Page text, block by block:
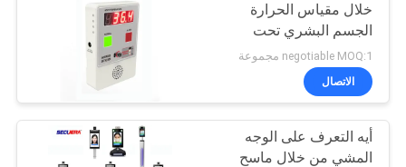
خلال مقياس الحرارة
الجسم البشري تحت
الحمراء حرارة الصندوق
negotiable MOQ:1 مجموعة
الاتصال
أيه التعرف على الوجه
المشي من خلال ماسح